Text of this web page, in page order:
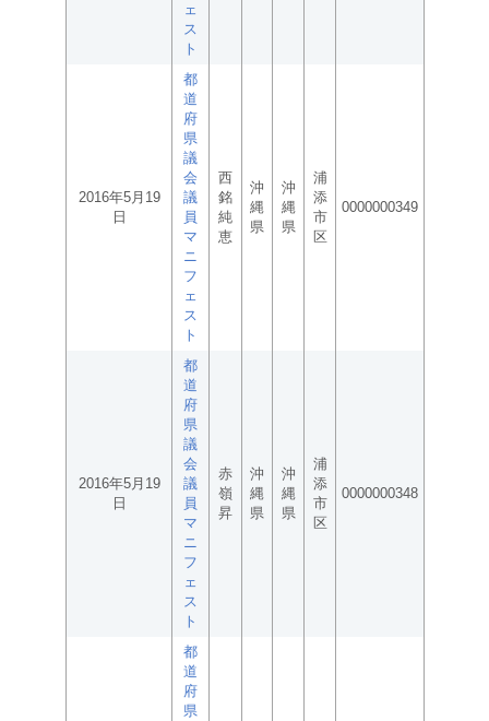
ェ
ス
ト
2016年5月19
日
都
道
府
県
議
会
議
員
マ
ニ
フ
ェ
ス
ト
西
銘
純
恵
沖
縄
県
沖
縄
県
浦
添
市
区
0000000349
2016年5月19
日
都
道
府
県
議
会
議
員
マ
ニ
フ
ェ
ス
ト
赤
嶺
昇
沖
縄
県
沖
縄
県
浦
添
市
区
0000000348
都
道
府
県